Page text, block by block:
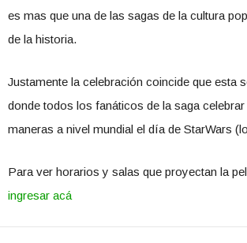
es mas que una de las sagas de la cultura
de la historia.
Justamente la celebración coincide que esta
donde todos los fanáticos de la saga celebrar
maneras a nivel mundial el día de StarWars
Para ver horarios y salas que proyectan la
ingresar acá